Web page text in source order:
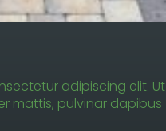
adipiscing elit. Ut
mattis, pulvinar dapibus